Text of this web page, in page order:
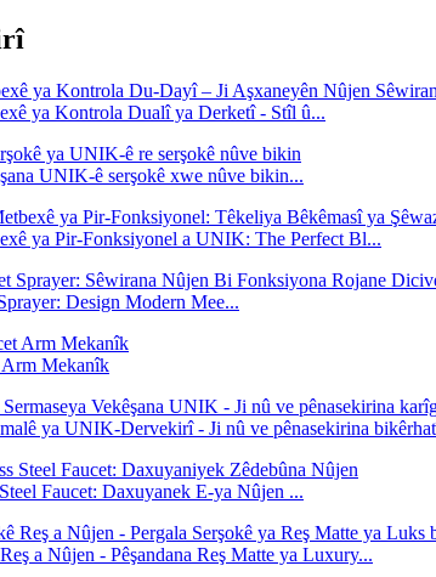
ya Kontrola Dualî ya Derketî - Stîl û...
UNIK-ê serşokê xwe nûve bikin...
ya Pir-Fonksiyonel a UNIK: The Perfect Bl...
Design Modern Mee...
Arm Mekanîk
ya UNIK-Dervekirî - Ji nû ve pênasekirina
Faucet: Daxuyanek E-ya Nûjen ...
a Nûjen - Pêşandana Reş Matte ya Luxury...